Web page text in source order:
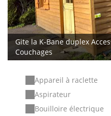
Gite la K-Bane duplex
Couchages
Appareil à raclette
Aspirateur
Bouilloire électrique